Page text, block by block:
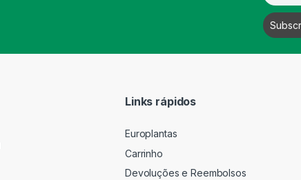
Links rápidos
Europlantas
Carrinho
Devoluções e Reembolsos